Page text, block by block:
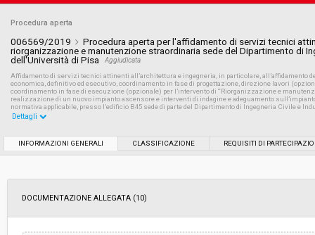
Procedura aperta
006569/2019
Procedura aperta per l'affidamento di servizi tecnici
riorganizzazione e manutenzione straordinaria sede del Dipartimento di
dell'Università di Pisa
Aggiudicata
Affidamento di servizi tecnici attinenti all’architettura e ingegneria, in particolare, all’affidamento
economica, definitivo ed esecutivo, coordinamento in fase di progettazione, direzione lavori
coordinamento in fase di esecuzione (opzionale) per l’intervento di “Riorganizzazione e
realizzazione di un nuovo impianto ascensore e interventi di indagine e adeguamento
normativa applicabile, presso l’edificio B45 sede di parte del Dipartimento di Ingegneria Civile e
Data pubblicazione:
Dettagli
INFORMAZIONI GENERALI CLASSIFICAZIONE REQUISITI DI
DOCUMENTAZIONE ALLEGATA (10)